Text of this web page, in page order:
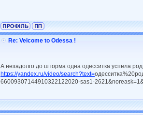
Re: Velcome to Odessa !
А незадолго до шторма одна одесситка успела
https://yandex.ru/video/search?text=
66009307144910322122020-sas1-